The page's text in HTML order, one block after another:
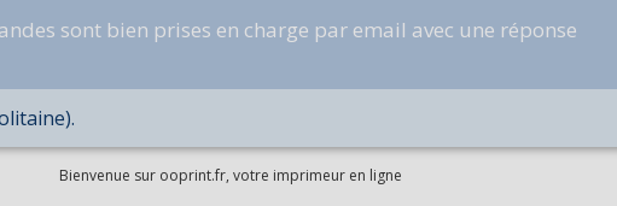
sont bien prises en charge par email avec une réponse
Bienvenue sur ooprint.fr, votre imprimeur en ligne